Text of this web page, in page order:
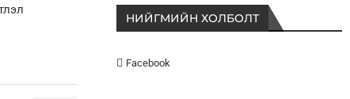
НИЙГМИЙН ХОЛБОЛТ
Facebook